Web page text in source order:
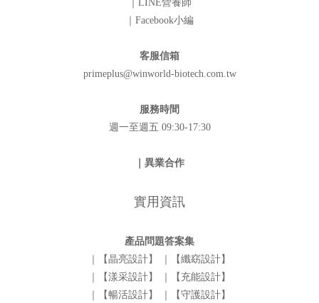
｜LINE營養師
｜Facebook小編
客服信箱
primeplus@winworld-biotech.com.tw
服務時間
週一至週五 09:30-17:30
｜異業合作
實用資訊
產品問題答案集
｜【晶亮設計】
｜【纖窈設計】
｜【漾采設計】
｜【充能設計】
｜【暢活設計】
｜【守護設計】